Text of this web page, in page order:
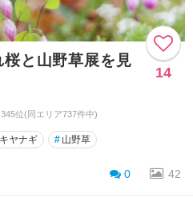
と山野草展を見
14
345位(同エリア737件中)
ヤナギ # 山野草
0 42